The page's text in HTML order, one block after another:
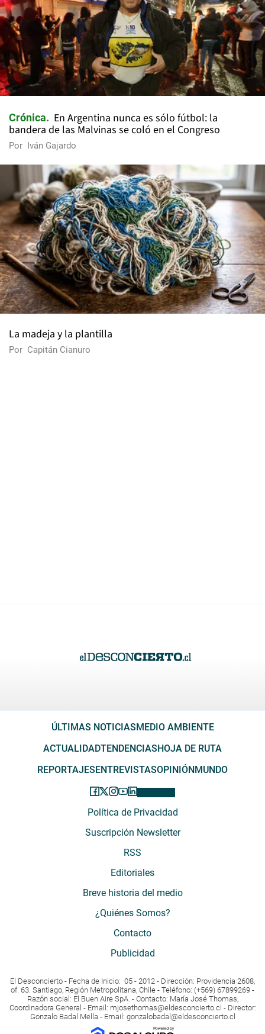
Crónica
En Argentina nunca es sólo fútbol: la
bandera de las Malvinas se coló en el Congreso
Por Iván Gajardo
La madeja y la plantilla
Por Capitán Cianuro
ÚLTIMAS NOTICIASMEDIO AMBIENTE
ACTUALIDADTENDENCIASHOJA DE RUTA
REPORTAJESENTREVISTASOPINIÓNMUNDO
Política de Privacidad
Suscripción Newsletter
RSS
Editoriales
Breve historia del medio
¿Quiénes Somos?
Contacto
Publicidad
El Desconcierto - Fecha de Inicio: 05 - 2012 - Dirección: Providencia 2608,
of. 63. Santiago, Región Metropolitana, Chile - Teléfono: (+569) 67899269 -
Razón social: El Buen Aire SpA. - Contacto: María José Thomas,
Coordinadora General - Email: mjosethomas@eldesconcierto.cl - Director:
Gonzalo Badal Mella - Email: gonzalobadal@eldesconcierto.cl